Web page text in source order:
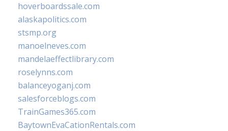
hoverboardssale.com
alaskapolitics.com
stsmp.org
manoelneves.com
mandelaeffectlibrary.com
roselynns.com
balanceyoganj.com
salesforceblogs.com
TrainGames365.com
BaytownEvaCationRentals.com